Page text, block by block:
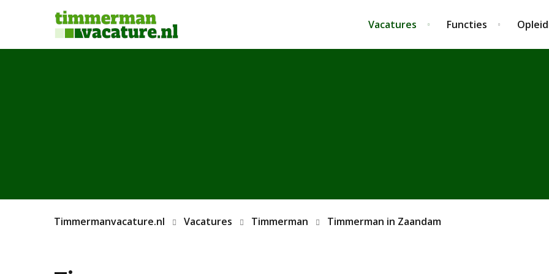
Vacatures Functies
Timmermanvacature.nl Vacatures Timmerman Timmerman in Zaandam